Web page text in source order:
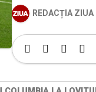
REDACȚIA ZIUA